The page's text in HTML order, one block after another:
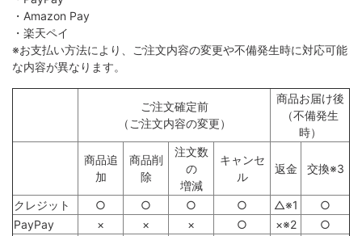
・Amazon Pay
・楽天ペイ
※お支払い方法により、ご注文内容の変更や不備発生時に対応可能
な内容が異なります。
ご注文確定前
（ご注文内容の変更）
商品お届け後
（不備発生
時）
商品追
加
商品削
除
注文数
の
増減
キャンセ
ル
返金 交換※3
クレジット ○ ○ ○ ○ △※1
○
PayPay
× × × ○ ×※2
○